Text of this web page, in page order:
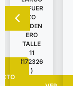
REFUER
ZO
CADEN
ERO
TALLE
11
(172326
)